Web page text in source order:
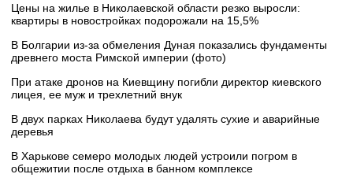
Цены на жилье в Николаевской области резко выросли:
квартиры в новостройках подорожали на 15,5%
В Болгарии из-за обмеления Дуная показались фундаменты
древнего моста Римской империи (фото)
При атаке дронов на Киевщину погибли директор киевского
лицея, ее муж и трехлетний внук
В двух парках Николаева будут удалять сухие и аварийные
деревья
В Харькове семеро молодых людей устроили погром в
общежитии после отдыха в банном комплексе